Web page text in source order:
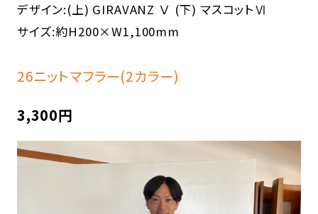
デザイン:(上) GIRAVANZ Ⅴ (下) マスコットⅥ
サイズ:約H200×W1,100mm
26ニットマフラー(2カラー)
3,300円